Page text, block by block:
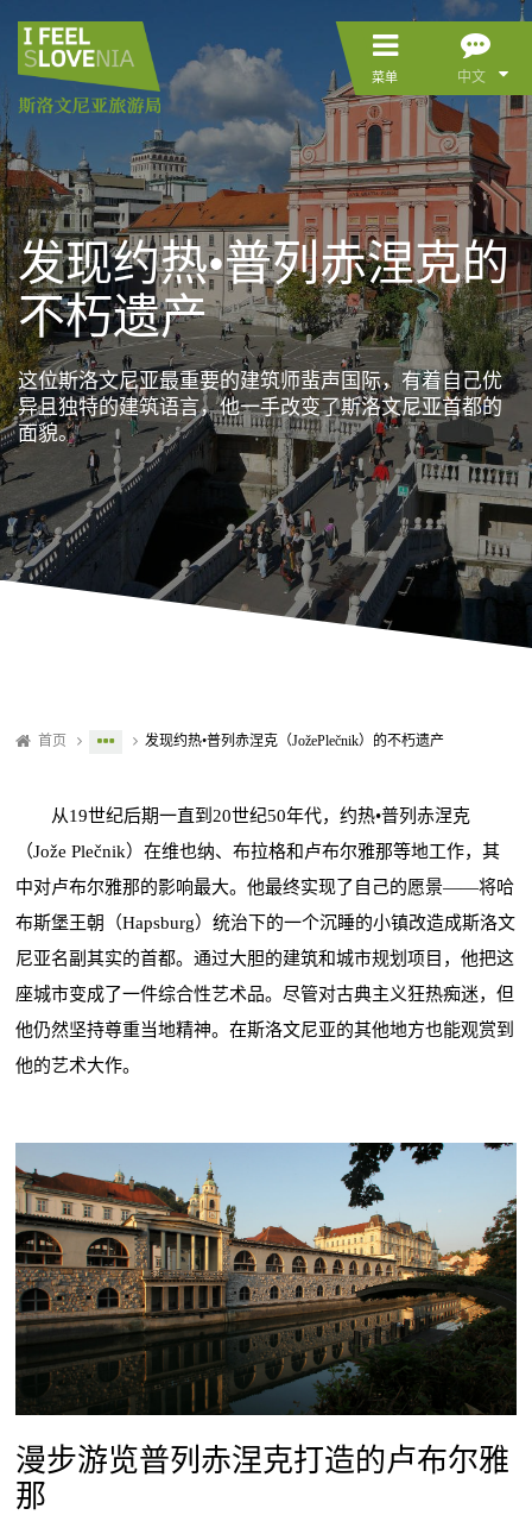
菜单 中文
发现约热•普列赤涅克的
不朽遗产
这位斯洛文尼亚最重要的建筑师蜚声国际，有着自己优
异且独特的建筑语言，他一手改变了斯洛文尼亚首都的
面貌。
首页 发现约热•普列赤涅克（JožePlečnik）的不朽遗产
从19世纪后期一直到20世纪50年代，约热•普列赤涅克
（Jože Plečnik）在维也纳、布拉格和卢布尔雅那等地工作，其
中对卢布尔雅那的影响最大。他最终实现了自己的愿景——将哈
布斯堡王朝（Hapsburg）统治下的一个沉睡的小镇改造成斯洛文
尼亚名副其实的首都。通过大胆的建筑和城市规划项目，他把这
座城市变成了一件综合性艺术品。尽管对古典主义狂热痴迷，但
他仍然坚持尊重当地精神。在斯洛文尼亚的其他地方也能观赏到
他的艺术大作。
漫步游览普列赤涅克打造的卢布尔雅
那